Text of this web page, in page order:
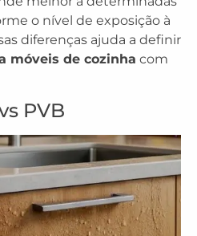
o nível de exposição à
diferenças ajuda a definir
móveis de cozinha com
PVB